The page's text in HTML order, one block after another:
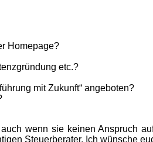
Homepage?
etc.?
mit Zukunft“ angeboten?
wenn sie keinen Anspruch
Steuerberater. Ich wünsche